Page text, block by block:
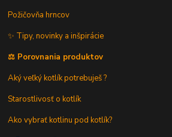
Požičovňa hrncov
✨ Tipy, novinky a inšpirácie
⚖️ Porovnania produktov
Aký veľký kotlík potrebuješ ?
Starostlivosť o kotlík
Ako vybrať kotlinu pod kotlík?